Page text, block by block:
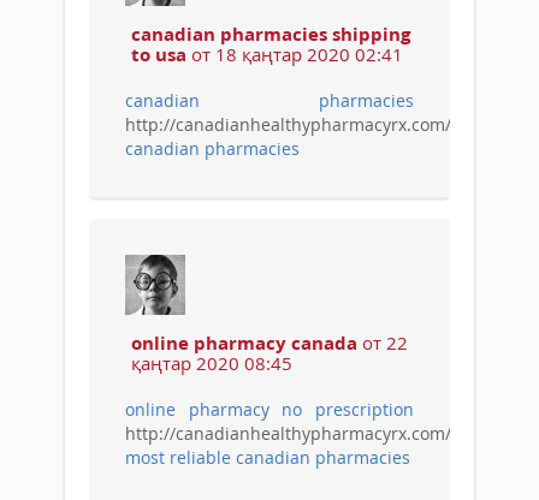
canadian pharmacies shipping
to usa от 18 қаңтар 2020 02:41
canadian pharmacies
http://canadianhealthypharmacyrx.com/
canadian pharmacies
online pharmacy canada от 22
қаңтар 2020 08:45
online pharmacy no prescription
http://canadianhealthypharmacyrx.com/
most reliable canadian pharmacies